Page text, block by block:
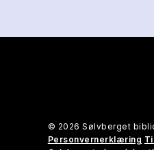
© 2026 Sølvberget
Personvernerklæring